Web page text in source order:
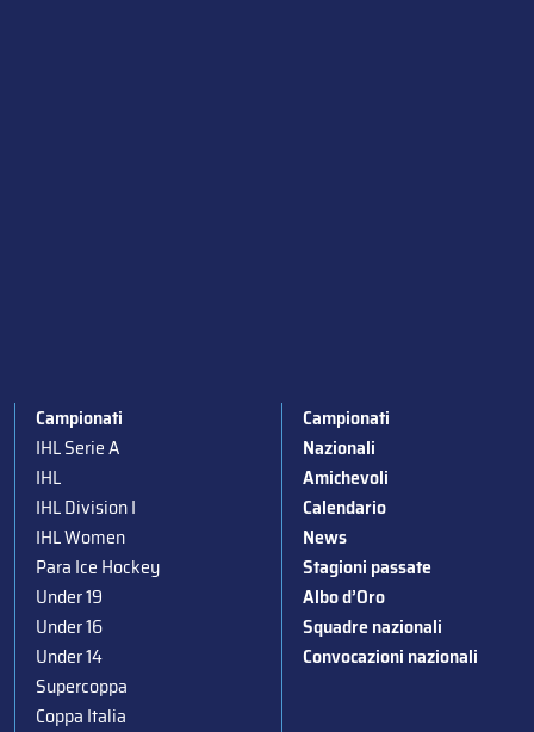
Campionati
IHL Serie A
IHL
IHL Division I
IHL Women
Para Ice Hockey
Under 19
Under 16
Under 14
Supercoppa
Coppa Italia
Campionati
Nazionali
Amichevoli
Calendario
News
Stagioni passate
Albo d’Oro
Squadre nazionali
Convocazioni nazionali